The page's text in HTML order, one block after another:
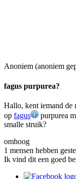
Anoniem (anoniem
fagus purpurea?
Hallo, kent iemand de
op fagus
purpurea
smalle struik?
omhoog
1 mensen hebben
Ik vind dit een goed